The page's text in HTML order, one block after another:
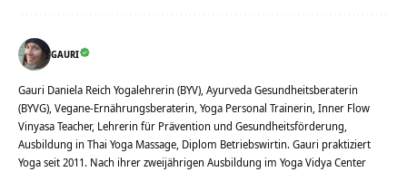
GAURI
Gauri Daniela Reich Yogalehrerin (BYV), Ayurveda Gesundheitsberaterin
(BYVG), Vegane-Ernährungsberaterin, Yoga Personal Trainerin, Inner Flow
Vinyasa Teacher, Lehrerin für Prävention und Gesundheitsförderung,
Ausbildung in Thai Yoga Massage, Diplom Betriebswirtin. Gauri praktiziert
Yoga seit 2011. Nach ihrer zweijährigen Ausbildung im Yoga Vidya Center